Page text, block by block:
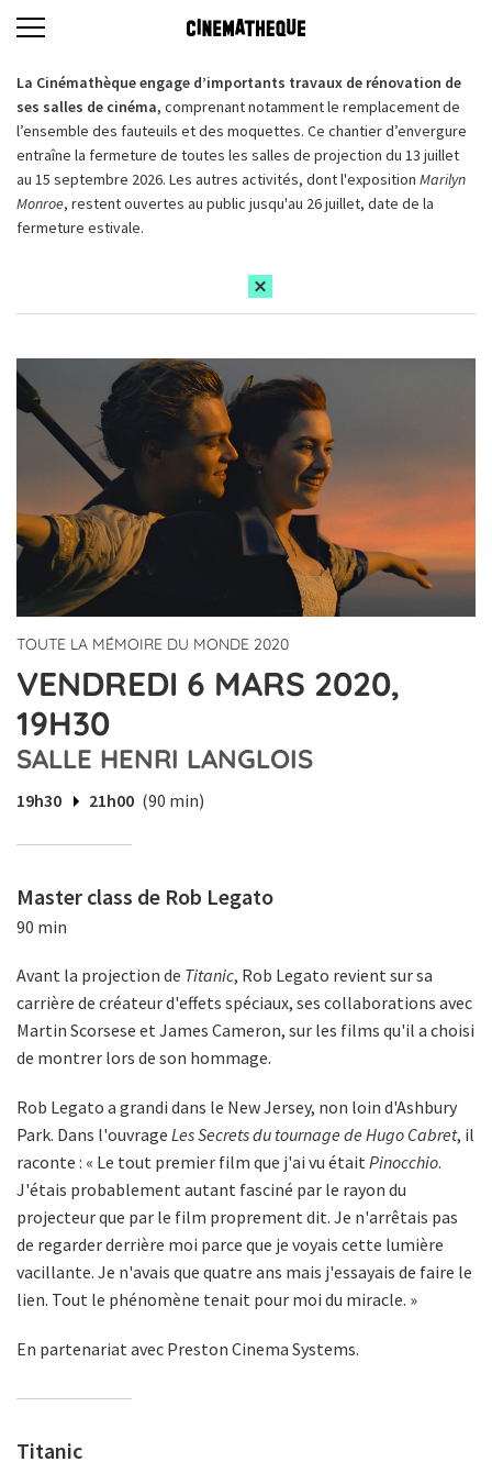
La Cinémathèque engage d’importants travaux de rénovation de
ses salles de cinéma, comprenant notamment le remplacement de
l’ensemble des fauteuils et des moquettes. Ce chantier d’envergure
entraîne la fermeture de toutes les salles de projection du 13 juillet
au 15 septembre 2026. Les autres activités, dont l'exposition Marilyn
Monroe, restent ouvertes au public jusqu'au 26 juillet, date de la
fermeture estivale.
TOUTE LA MÉMOIRE DU MONDE 2020
VENDREDI 6 MARS 2020,
19H30
SALLE HENRI LANGLOIS
19h30 21h00 (90 min)
Master class de Rob Legato
90 min
Avant la projection de Titanic, Rob Legato revient sur sa
carrière de créateur d'effets spéciaux, ses collaborations avec
Martin Scorsese et James Cameron, sur les films qu'il a choisi
de montrer lors de son hommage.
Rob Legato a grandi dans le New Jersey, non loin d'Ashbury
Park. Dans l'ouvrage Les Secrets du tournage de Hugo Cabret, il
raconte : « Le tout premier film que j'ai vu étaitPinocchio.
J'étais probablement autant fasciné par le rayon du
projecteur que par le film proprement dit. Je n'arrêtais pas
de regarder derrière moi parce que je voyais cette lumière
vacillante. Je n'avais que quatre ans mais j'essayais de faire le
lien. Tout le phénomène tenait pour moi du miracle. »
En partenariat avec Preston Cinema Systems.
Titanic